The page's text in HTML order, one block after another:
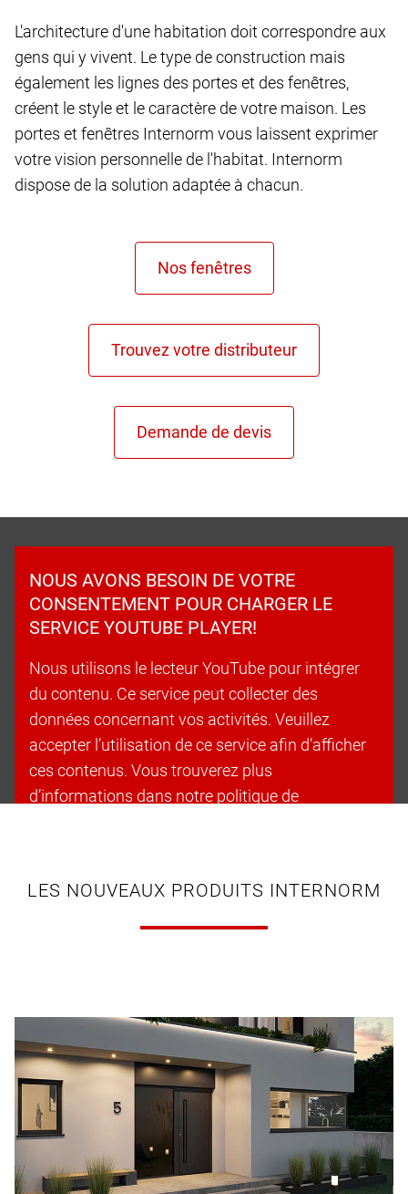
L'architecture d'une habitation doit correspondre aux
gens qui y vivent. Le type de construction mais
également les lignes des portes et des fenêtres,
créent le style et le caractère de votre maison. Les
portes et fenêtres Internorm vous laissent exprimer
votre vision personnelle de l'habitat. Internorm
dispose de la solution adaptée à chacun.
NOUS AVONS BESOIN DE VOTRE
CONSENTEMENT POUR CHARGER LE
SERVICE YOUTUBE PLAYER!
Nous utilisons le lecteur YouTube pour intégrer
du contenu. Ce service peut collecter des
données concernant vos activités. Veuillez
accepter l’utilisation de ce service afin d’afficher
ces contenus. Vous trouverez plus
d’informations dans notre politique de
LES NOUVEAUX PRODUITS INTERNORM